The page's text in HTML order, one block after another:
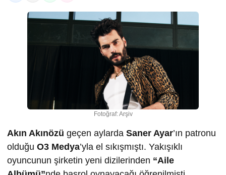
Fotoğraf: Arşiv
Akın Akınözü geçen aylarda Saner Ayar’ın patronu
olduğu O3 Medya’yla el sıkışmıştı. Yakışıklı
oyuncunun şirketin yeni dizilerinden “Aile